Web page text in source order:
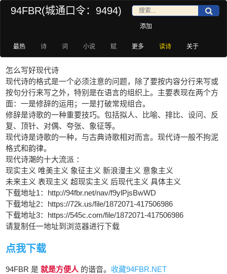
94FBR(城通口令：9494)
添加
最热 诗 词 小说 赋 更多 读诗 关于
怎么写好现代诗
现代诗的格式是一个必须注意的问题，除了要按内容分行来写或
按句分行来写之外，特别是在语言的组织上。主要表现在两个方
面：一是修辞的运用；一是打破常规组合。
修辞是诗歌的一种重要技巧。包括拟人、比喻、排比、设问、反
复、顶针、对偶、夸张、象征等。
现代诗是诗歌的一种，与古典诗歌相对而言。现代诗一般不拘泥
格式和韵律。
现代诗潮的十大流派 ：
现实主义 唯美主义 象征主义 新浪漫主义 意象主义
未来主义 表现主义 超现实主义 后现代主义 具体主义
下载地址1：http://94fbr.net/nav/f9ylPjsBwWD
下载地址2：https://72k.us/file/1872071-417506986
下载地址3：https://545c.com/file/1872071-417506986
请复制任一地址到浏览器进行下载
点我下载
94FBR 是就是方便人 的谐音。 收藏94FBR.NET